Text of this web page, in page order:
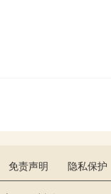
免责声明 隐私保护